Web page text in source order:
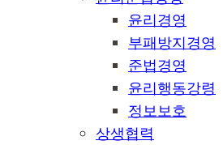
윤리경영
부패방지경영
준법경영
윤리행동강령
정보보호
상생협력